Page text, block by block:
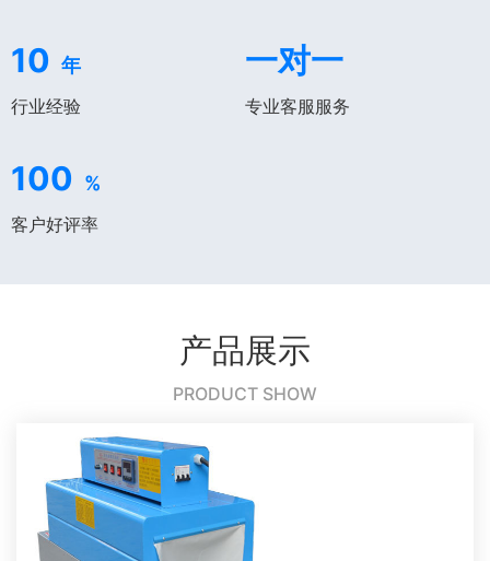
10 年
行业经验
一对一
专业客服服务
100 %
客户好评率
产品展示
PRODUCT SHOW